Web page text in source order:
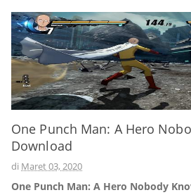
One Punch Man: A Hero
Download
di Maret 03, 2020
One Punch Man: A Hero Nobody